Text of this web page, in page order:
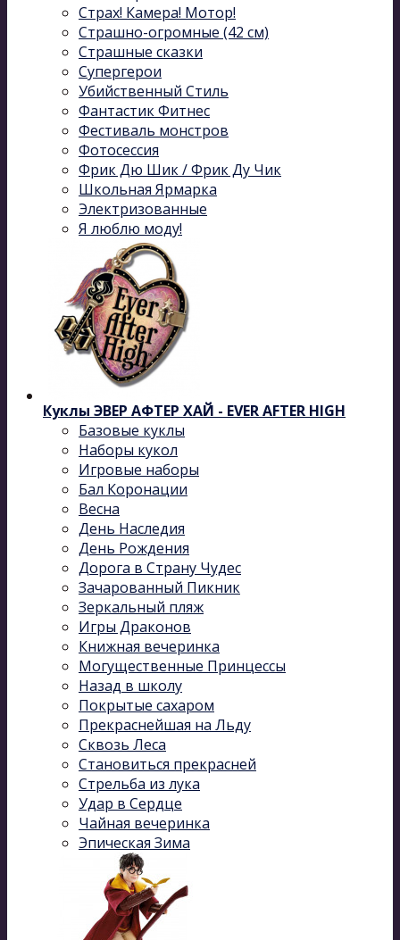
Страх! Камера! Мотор!
Страшно-огромные (42 см)
Страшные сказки
Супергерои
Убийственный Стиль
Фантастик Фитнес
Фестиваль монстров
Фотосессия
Фрик Дю Шик / Фрик Ду Чик
Школьная Ярмарка
Электризованные
Я люблю моду!
Куклы ЭВЕР АФТЕР ХАЙ - EVER AFTER HIGH
Базовые куклы
Наборы кукол
Игровые наборы
Бал Коронации
Весна
День Наследия
День Рождения
Дорога в Страну Чудес
Зачарованный Пикник
Зеркальный пляж
Игры Драконов
Книжная вечеринка
Могущественные Принцессы
Назад в школу
Покрытые сахаром
Прекраснейшая на Льду
Сквозь Леса
Становиться прекрасней
Стрельба из лука
Удар в Сердце
Чайная вечеринка
Эпическая Зима